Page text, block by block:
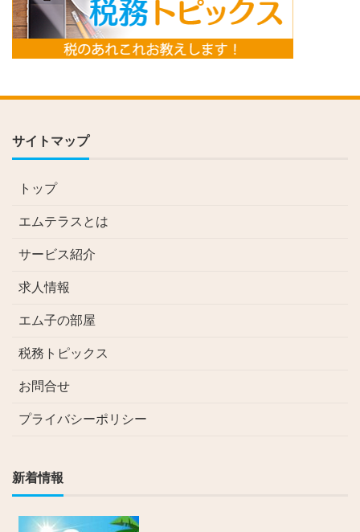
サイトマップ
トップ
エムテラスとは
サービス紹介
求人情報
エム子の部屋
税務トピックス
お問合せ
プライバシーポリシー
新着情報